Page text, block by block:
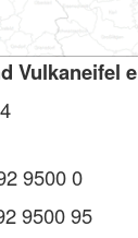
Vulkaneifel
9500 0
9500 95